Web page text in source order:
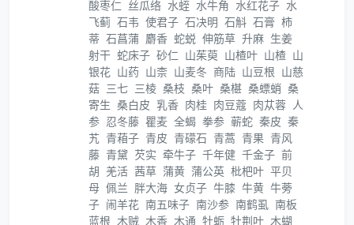
酸枣仁 丝瓜络 水蛭 水牛角 水红花子 水
飞蓟 石韦 使君子 石决明 石斛 石膏 柿
蒂 石菖蒲 麝香 蛇蜕 伸筋草 升麻 生姜
射干 蛇床子 砂仁 山茱萸 山楂叶 山楂 山
银花 山药 山柰 山麦冬 商陆 山豆根 山慈
菇 三七 三棱 桑枝 桑叶 桑椹 桑螵蛸 桑
寄生 桑白皮 乳香 肉桂 肉豆蔻 肉苁蓉 人
参 忍冬藤 瞿麦 全蝎 拳参 蕲蛇 秦皮 秦
艽 青葙子 青皮 青礞石 青蒿 青果 青风
藤 青黛 芡实 牵牛子 千年健 千金子 前
胡 羌活 茜草 蒲黄 蒲公英 枇杷叶 平贝
母 佩兰 胖大海 女贞子 牛膝 牛黄 牛蒡
子 闹羊花 南五味子 南沙参 南鹤虱 南板
蓝根 木贼 木香 木通 牡蛎 牡荆叶 木蝴